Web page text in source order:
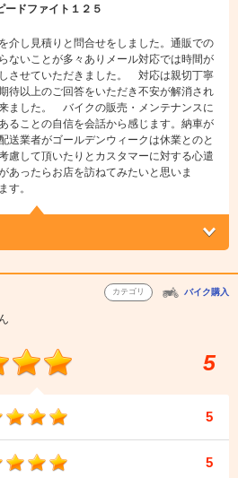
ドファイト１２５
介し見積りと問合せをしました。通販での
ないことが多々ありメール対応では時間が
させていただきました。 対応は親切丁寧
待以上のご回答をいただき不安が解消され
ました。 バイクの販売・メンテナンスに
ることの自信を会話から感じます。納車が
送業者がゴールデンウィークは休業とのと
慮して頂いたりとカスタマーに対する心遣
ったらお店を訪ねてみたいと思いま
す。
カテゴリ バイク購入
5
5
5